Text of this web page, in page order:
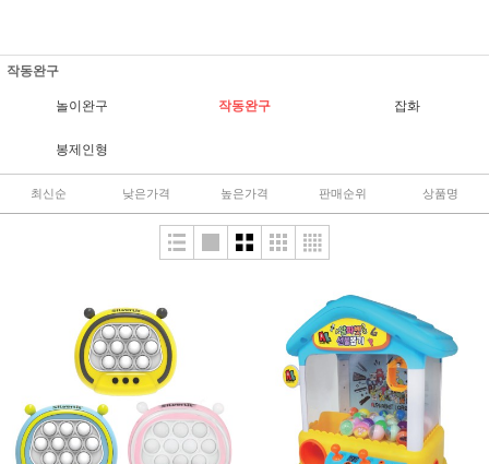
작동완구
놀이완구 작동완구 잡화
봉제인형
최신순 낮은가격 높은가격 판매순위 상품명